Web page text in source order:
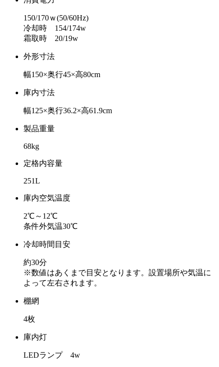
150/170ｗ(50/60Hz)
冷却時 154/174w
霜取時 20/19w
外形寸法
幅150×奥行45×高80cm
庫内寸法
幅125×奥行36.2×高61.9cm
製品重量
68kg
定格内容量
251L
庫内空気温度
2℃～12℃
条件外気温30℃
冷却時間目安
約30分
※数値はあくまで目安となります。設置場所や気温に
よって左右されます。
棚網
4枚
庫内灯
LEDランプ 4w